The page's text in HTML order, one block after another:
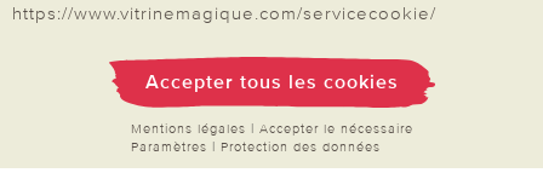
Besoin d'aide?
https://www.vitrinemagique.com/servicecookie/
Accepter tous les cookies
Mentions légales | Accepter le nécessaire
Paramètres | Protection des données